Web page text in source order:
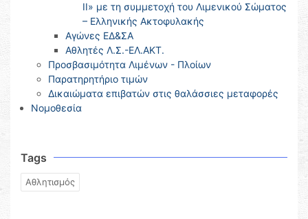
II» με τη συμμετοχή του Λιμενικού Σώματος
– Ελληνικής Ακτοφυλακής
Αγώνες ΕΔ&ΣΑ
Αθλητές Λ.Σ.-ΕΛ.ΑΚΤ.
Προσβασιμότητα Λιμένων - Πλοίων
Παρατηρητήριο τιμών
Δικαιώματα επιβατών στις θαλάσσιες μεταφορές
Νομοθεσία
Tags
Αθλητισμός